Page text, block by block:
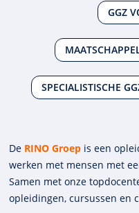
GGZ
SPECIALISTISCHE
De RINO Groep is een
werken met mensen met
Samen met onze
opleidingen, cursussen en